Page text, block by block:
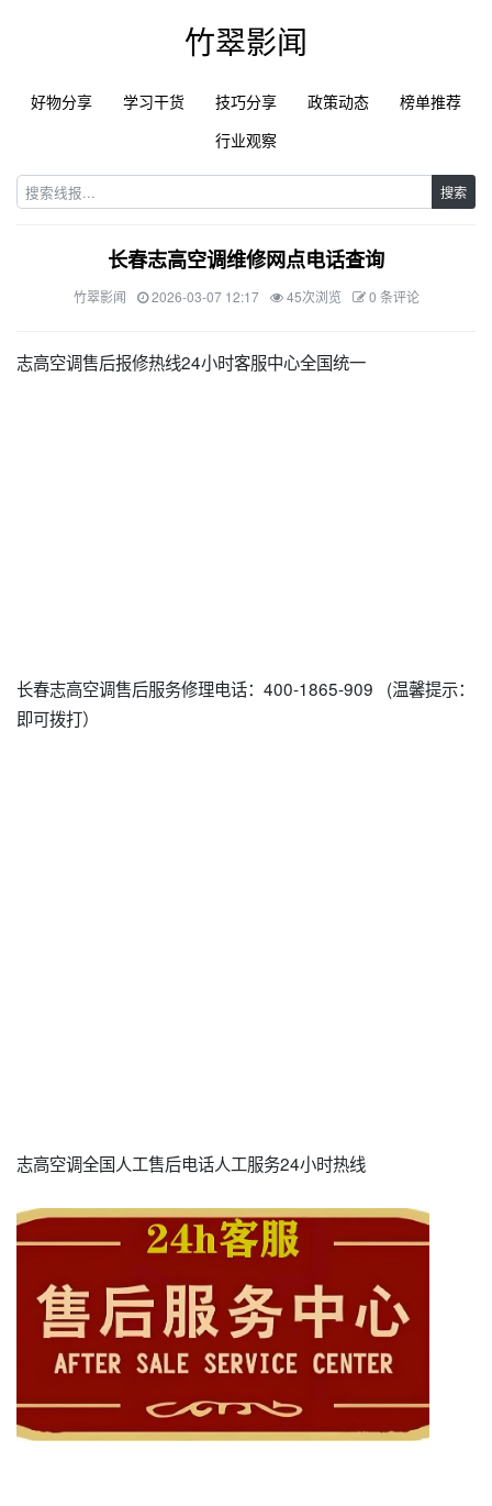
竹翠影闻
好物分享 学习干货 技巧分享 政策动态
榜单推荐
行业观察
搜索
长春志高空调维修网点电话查询
竹翠影闻 2026-03-07 12:17 45次浏览 0 条评论
志高空调售后报修热线24小时客服中心全国统一
长春志高空调售后服务修理电话：400-1865-909 (温馨提示：
即可拨打）
志高空调全国人工售后电话人工服务24小时热线